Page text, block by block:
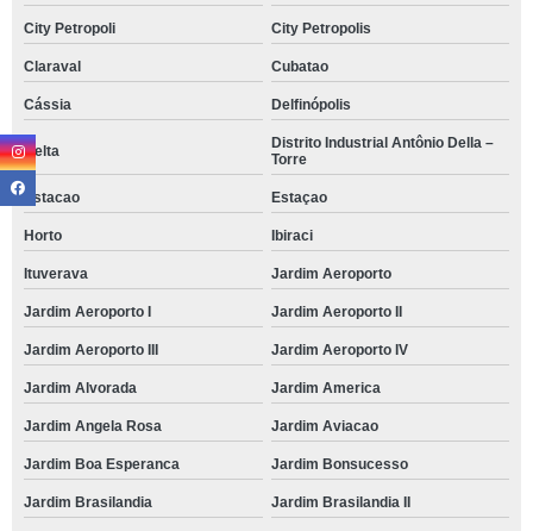
City Petropoli City Petropolis
Claraval Cubatao
Cássia Delfinópolis
Delta
Distrito Industrial Antônio Della –
Torre
Estacao Estaçao
Horto Ibiraci
Ituverava Jardim Aeroporto
Jardim Aeroporto I Jardim Aeroporto II
Jardim Aeroporto III Jardim Aeroporto IV
Jardim Alvorada Jardim America
Jardim Angela Rosa Jardim Aviacao
Jardim Boa Esperanca Jardim Bonsucesso
Jardim Brasilandia Jardim Brasilandia II